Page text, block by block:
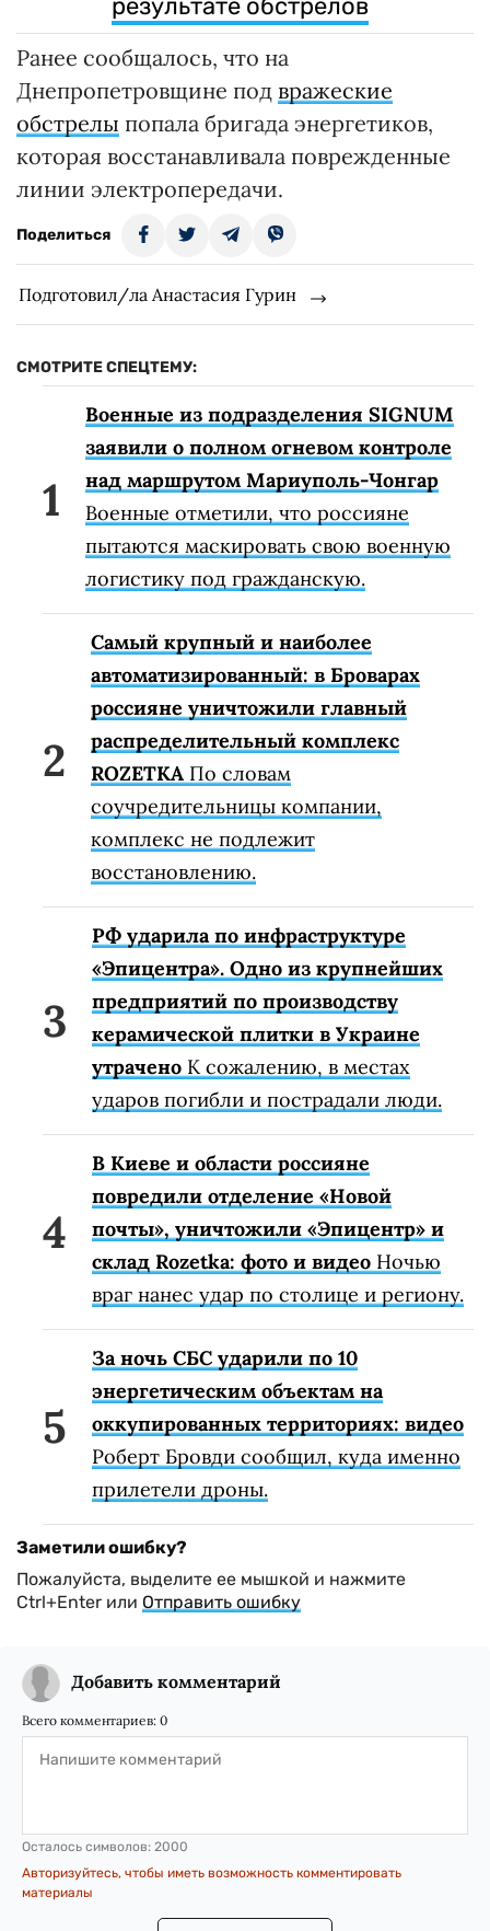
результате обстрелов
Ранее сообщалось, что на
Днепропетровщине под вражеские
обстрелы попала бригада энергетиков,
которая восстанавливала поврежденные
линии электропередачи.
Поделиться
Подготовил/ла Анастасия Гурин
СМОТРИТЕ СПЕЦТЕМУ:
Военные из подразделения SIGNUM
заявили о полном огневом контроле
над маршрутом Мариуполь-Чонгар
Военные отметили, что россияне
пытаются маскировать свою военную
логистику под гражданскую.
Самый крупный и наиболее
автоматизированный: в Броварах
россияне уничтожили главный
распределительный комплекс
ROZETKA По словам
соучредительницы компании,
комплекс не подлежит
восстановлению.
РФ ударила по инфраструктуре
«Эпицентра». Одно из крупнейших
предприятий по производству
керамической плитки в Украине
утрачено К сожалению, в местах
ударов погибли и пострадали люди.
В Киеве и области россияне
повредили отделение «Новой
почты», уничтожили «Эпицентр» и
склад Rozetka: фото и видео Ночью
враг нанес удар по столице и региону.
За ночь СБС ударили по 10
энергетическим объектам на
оккупированных территориях: видео
Роберт Бровди сообщил, куда именно
прилетели дроны.
Заметили ошибку?
Пожалуйста, выделите ее мышкой и нажмите
Ctrl+Enter или Отправить ошибку
Добавить комментарий
Всего комментариев: 0
Осталось символов: 2000
Авторизуйтесь, чтобы иметь возможность комментировать
материалы